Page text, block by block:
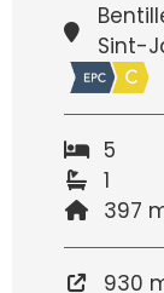
Sint-
5
1
397
930